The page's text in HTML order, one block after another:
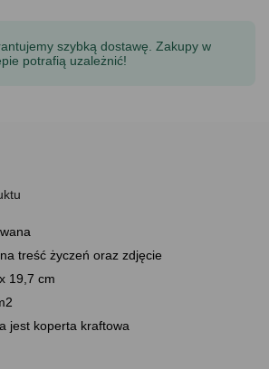
szybką dostawę. Zakupy w
potrafią uzależnić!
treść życzeń oraz zdjęcie
19,7 cm
jest koperta kraftowa